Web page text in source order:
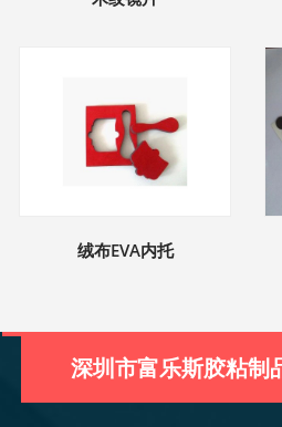
绒布EVA内托
深圳市富乐斯胶粘